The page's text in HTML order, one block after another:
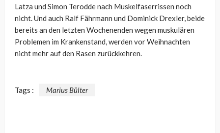
Latza und Simon Terodde nach Muskelfaserrissen noch
nicht. Und auch Ralf Fährmann und Dominick Drexler, beide
bereits an den letzten Wochenenden wegen muskulären
Problemen im Krankenstand, werden vor Weihnachten
nicht mehr auf den Rasen zurückkehren.
Tags : Marius Bülter